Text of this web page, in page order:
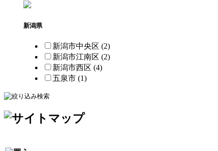
新潟県
新潟市中央区 (2)
新潟市江南区 (2)
新潟市西区 (4)
五泉市 (1)